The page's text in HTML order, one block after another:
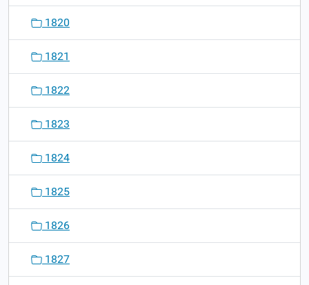
1820
1821
1822
1823
1824
1825
1826
1827